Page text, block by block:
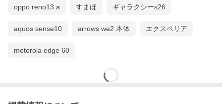
oppo reno13 a すまほ ギャラクシーs26
aquos sense10 arrows we2 本体 エクスペリア
motorola edge 60